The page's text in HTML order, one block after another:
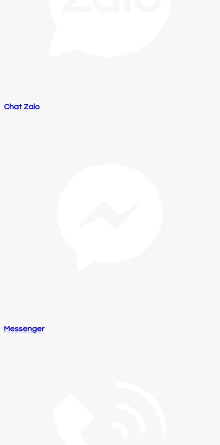
Chat Zalo
Messenger